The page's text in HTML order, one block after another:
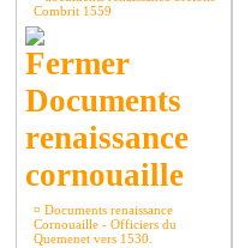
Combrit 1559
Documents
renaissance
cornouaille
¤ Documents renaissance
Cornouaille - Officiers du
Quemenet vers 1530.